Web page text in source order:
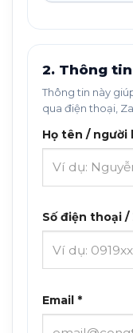
2. Thông
Thông tin này
qua điện thoại,
Họ tên / người
Số điện thoại /
Email *